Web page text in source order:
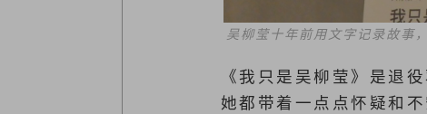
吴柳莹十年前用文字记录故事
《我只是吴柳莹》是退
她都带着一点点怀疑和